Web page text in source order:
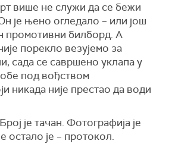
више не служи да се бежи
је њено огледало – или још
промотивни билборд. А
порекло везујемо за
сада се савршено уклапа у
под вођством
никада није престао да води
је тачан. Фотографија је
остало је – протокол.